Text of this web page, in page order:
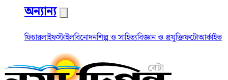
অন্যান্য
ফিচারলাইফস্টাইলবিনোদনশিল্প ও সাহিত্যবিজ্ঞান ও প্রযুক্তিফটোআর্কাইভ